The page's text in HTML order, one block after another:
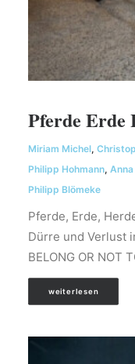
Pferde Erde
Miriam Michel,
Philipp Hohmann,
Philipp Blömeke
Pferde, Erde,
Dürre und Verlust
BELONG OR NOT
weiterlesen